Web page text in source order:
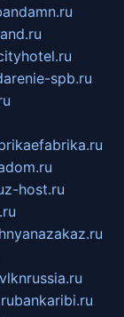
spb.ru
z-host.ru
vlknrussia.ru
bankaribi.ru